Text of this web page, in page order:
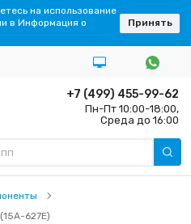
+7 (499) 455-99-62
Пн-Пт 10:00-18:00,
Среда до 16:00
627E)
на использование
в Информация о
Принять